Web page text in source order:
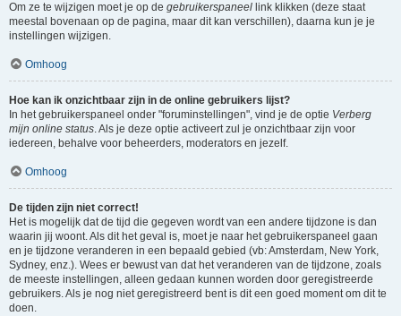
Om ze te wijzigen moet je op de gebruikerspaneel link klikken (deze staat
meestal bovenaan op de pagina, maar dit kan verschillen), daarna kun je je
instellingen wijzigen.
Omhoog
Hoe kan ik onzichtbaar zijn in de online gebruikers lijst?
In het gebruikerspaneel onder "foruminstellingen", vind je de optie Verberg
mijn online status. Als je deze optie activeert zul je onzichtbaar zijn voor
iedereen, behalve voor beheerders, moderators en jezelf.
Omhoog
De tijden zijn niet correct!
Het is mogelijk dat de tijd die gegeven wordt van een andere tijdzone is dan
waarin jij woont. Als dit het geval is, moet je naar het gebruikerspaneel gaan
en je tijdzone veranderen in een bepaald gebied (vb: Amsterdam, New York,
Sydney, enz.). Wees er bewust van dat het veranderen van de tijdzone, zoals
de meeste instellingen, alleen gedaan kunnen worden door geregistreerde
gebruikers. Als je nog niet geregistreerd bent is dit een goed moment om dit te
doen.